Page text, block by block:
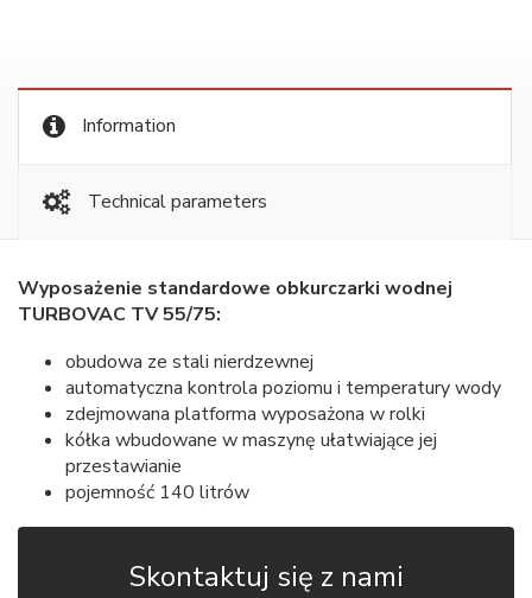
Information
Technical parameters
Wyposażenie standardowe obkurczarki wodnej
TURBOVAC TV 55/75:
obudowa ze stali nierdzewnej
automatyczna kontrola poziomu i temperatury wody
zdejmowana platforma wyposażona w rolki
kółka wbudowane w maszynę ułatwiające jej
przestawianie
pojemność 140 litrów
Skontaktuj się z nami